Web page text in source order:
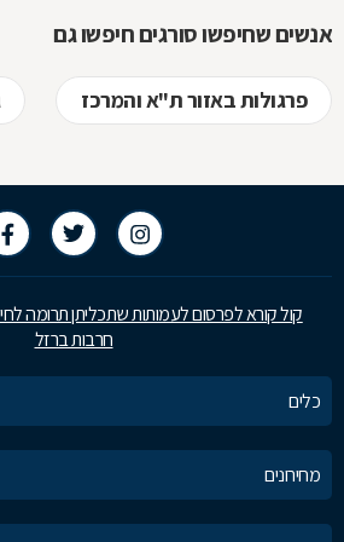
אנשים שחיפשו סורגים חיפשו גם
פרגולות באזור ת"א והמרכז
קול קורא לפרסום לעמותות שתכליתן תרומה
חרבות ברזל
כלים
מחירונים